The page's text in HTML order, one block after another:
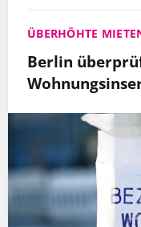
ÜBERHÖHTE
Berlin